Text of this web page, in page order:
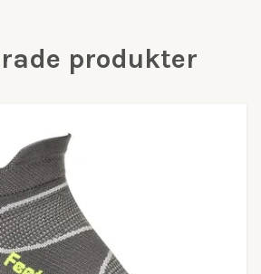
produkter